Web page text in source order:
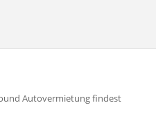
Autovermietung findest